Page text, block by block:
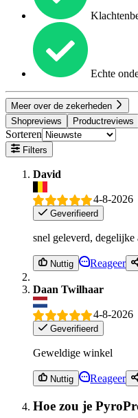
Echte
Meer over de zekerheden
Shopreviews
Productreviews
Sorteren
Filters
David
4-8-2026
Geverifieerd
snel geleverd, degelijke
Nuttig Reageer
Daan Twilhaar
4-8-2026
Geverifieerd
Geweldige winkel
Nuttig Reageer
Hoe zou je